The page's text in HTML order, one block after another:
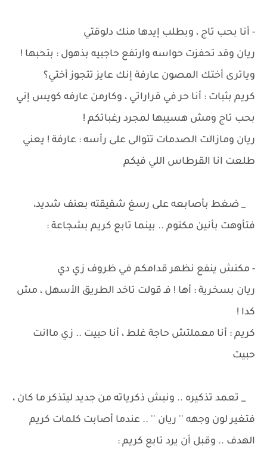
- أنا بحب تاج ، وبطلب إيدها منك دلوقتي
ريان وقد تحفزت حواسه وارتفع حاجبيه بذهول : بتحبها !
وياترى أختك المصون عارفة إنك عايز تتجوز أختي؟
كريم بثبات : أنا حر في قراراتي ، وكارمن عارفه كويس إني
بحب تاج ومش هسيبها لمجرد رغباتكم !
ريان ومازالت الصدمات تتوالى على رأسه : عارفة ! يعني
طلعت انا القرطاس اللي فيكم
_ ضغط بأصابعه على رسغ شقيقته بعنف شديد،
فتأوهت بأنين مكتوم .. بينما تابع كريم بشجاعة :
- مكنش ينفع نظهر قدامكم في ظروف زي دي
ريان بسخرية : أها ! فـ قولت تاخد الطريق الأسهل ، مش
كدا !
كريم : أنا معملتش حاجة غلط ، أنا حبيت .. زي ماانت
حبيت
_ تعمد تذكيره .. ونبش ذكرياته من جديد ليتذكر ما كان ،
فتغير لون وجهه '' ريان '' .. عندما أصابت كلمات كريم
الهدف .. وقبل أن يرد تابع كريم :